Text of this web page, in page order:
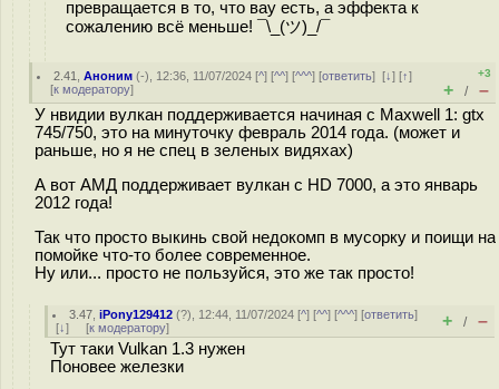
превращается в то, что вау есть, а эффекта к
сожалению всё меньше! ¯\_(ツ)_/¯
2.41 ,Аноним (-), 12:36, 11/07/2024 [^] [^^] [^^^] [ответить][↓] [↑]
[к модератору]
+3
+ / –
У нвидии вулкан поддерживается начиная с Maxwell 1: gtx
745/750, это на минуточку февраль 2014 года. (может и
раньше, но я не спец в зеленых видяхах)
А вот АМД поддерживает вулкан с HD 7000, а это январь
2012 года!
Так что просто выкинь свой недокомп в мусорку и поищи на
помойке что-то более современное.
Ну или... просто не пользуйся, это же так просто!
3.47 ,iPony129412 (?), 12:44, 11/07/2024 [^] [^^] [^^^] [ответить]
[↓] [к модератору] + / –
Тут таки Vulkan 1.3 нужен
Поновее железки